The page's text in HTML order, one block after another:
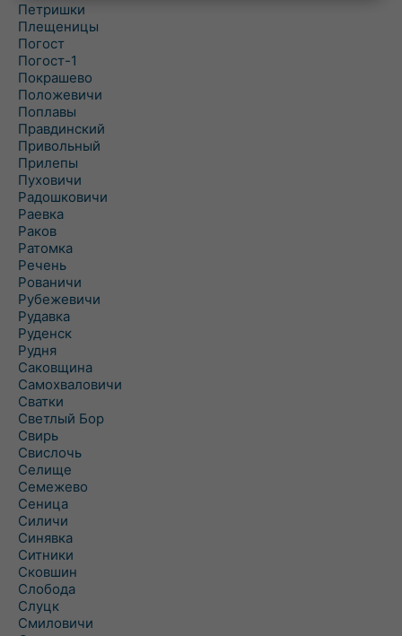
Петришки
Плещеницы
Погост
Погост-1
Покрашево
Положевичи
Поплавы
Правдинский
Привольный
Прилепы
Пуховичи
Радошковичи
Раевка
Раков
Ратомка
Речень
Рованичи
Рубежевичи
Рудавка
Руденск
Рудня
Саковщина
Самохваловичи
Сватки
Светлый Бор
Свирь
Свислочь
Селище
Семежево
Сеница
Силичи
Синявка
Ситники
Сковшин
Слобода
Слуцк
Смиловичи